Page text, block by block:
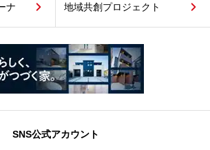
ナ 地域共創プロジェクト
SNS公式アカウント